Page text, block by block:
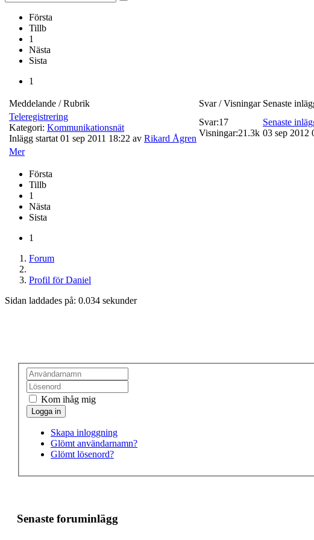
Första
Tillb
1
Nästa
Sista
1
Meddelande / Rubrik Svar / Visningar Senaste
Mer
Teleregistrering
Kategori: Kommunikationsnät
Inlägg startat 01 sep 2011 18:22 av Rikard Ågren
Svar:17
Visningar:21.3k
Senaste
03 sep 2012
Första
Tillb
1
Nästa
Sista
1
Forum
Profil för Daniel
Sidan laddades på: 0.034 sekunder
Kom ihåg mig
Skapa inloggning
Glömt användarnamn?
Glömt lösenord?
Senaste foruminlägg